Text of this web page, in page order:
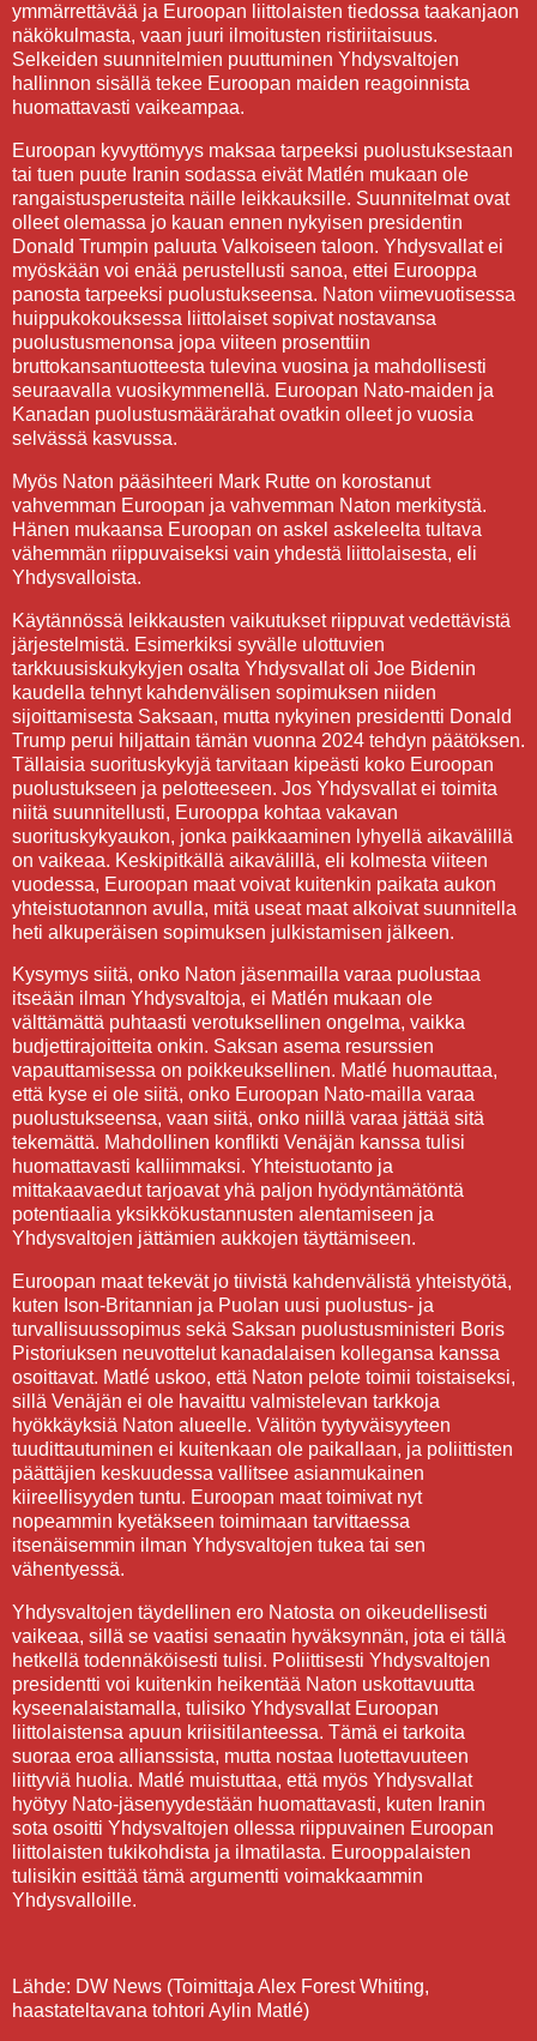
ymmärrettävää ja Euroopan liittolaisten tiedossa taakanjaon
näkökulmasta, vaan juuri ilmoitusten ristiriitaisuus.
Selkeiden suunnitelmien puuttuminen Yhdysvaltojen
hallinnon sisällä tekee Euroopan maiden reagoinnista
huomattavasti vaikeampaa.
Euroopan kyvyttömyys maksaa tarpeeksi puolustuksestaan
tai tuen puute Iranin sodassa eivät Matlén mukaan ole
rangaistusperusteita näille leikkauksille. Suunnitelmat ovat
olleet olemassa jo kauan ennen nykyisen presidentin
Donald Trumpin paluuta Valkoiseen taloon. Yhdysvallat ei
myöskään voi enää perustellusti sanoa, ettei Eurooppa
panosta tarpeeksi puolustukseensa. Naton viimevuotisessa
huippukokouksessa liittolaiset sopivat nostavansa
puolustusmenonsa jopa viiteen prosenttiin
bruttokansantuotteesta tulevina vuosina ja mahdollisesti
seuraavalla vuosikymmenellä. Euroopan Nato-maiden ja
Kanadan puolustusmäärärahat ovatkin olleet jo vuosia
selvässä kasvussa.
Myös Naton pääsihteeri Mark Rutte on korostanut
vahvemman Euroopan ja vahvemman Naton merkitystä.
Hänen mukaansa Euroopan on askel askeleelta tultava
vähemmän riippuvaiseksi vain yhdestä liittolaisesta, eli
Yhdysvalloista.
Käytännössä leikkausten vaikutukset riippuvat vedettävistä
järjestelmistä. Esimerkiksi syvälle ulottuvien
tarkkuusiskukykyjen osalta Yhdysvallat oli Joe Bidenin
kaudella tehnyt kahdenvälisen sopimuksen niiden
sijoittamisesta Saksaan, mutta nykyinen presidentti Donald
Trump perui hiljattain tämän vuonna 2024 tehdyn päätöksen.
Tällaisia suorituskykyjä tarvitaan kipeästi koko Euroopan
puolustukseen ja pelotteeseen. Jos Yhdysvallat ei toimita
niitä suunnitellusti, Eurooppa kohtaa vakavan
suorituskykyaukon, jonka paikkaaminen lyhyellä aikavälillä
on vaikeaa. Keskipitkällä aikavälillä, eli kolmesta viiteen
vuodessa, Euroopan maat voivat kuitenkin paikata aukon
yhteistuotannon avulla, mitä useat maat alkoivat suunnitella
heti alkuperäisen sopimuksen julkistamisen jälkeen.
Kysymys siitä, onko Naton jäsenmailla varaa puolustaa
itseään ilman Yhdysvaltoja, ei Matlén mukaan ole
välttämättä puhtaasti verotuksellinen ongelma, vaikka
budjettirajoitteita onkin. Saksan asema resurssien
vapauttamisessa on poikkeuksellinen. Matlé huomauttaa,
että kyse ei ole siitä, onko Euroopan Nato-mailla varaa
puolustukseensa, vaan siitä, onko niillä varaa jättää sitä
tekemättä. Mahdollinen konflikti Venäjän kanssa tulisi
huomattavasti kalliimmaksi. Yhteistuotanto ja
mittakaavaedut tarjoavat yhä paljon hyödyntämätöntä
potentiaalia yksikkökustannusten alentamiseen ja
Yhdysvaltojen jättämien aukkojen täyttämiseen.
Euroopan maat tekevät jo tiivistä kahdenvälistä yhteistyötä,
kuten Ison-Britannian ja Puolan uusi puolustus- ja
turvallisuussopimus sekä Saksan puolustusministeri Boris
Pistoriuksen neuvottelut kanadalaisen kollegansa kanssa
osoittavat. Matlé uskoo, että Naton pelote toimii toistaiseksi,
sillä Venäjän ei ole havaittu valmistelevan tarkkoja
hyökkäyksiä Naton alueelle. Välitön tyytyväisyyteen
tuudittautuminen ei kuitenkaan ole paikallaan, ja poliittisten
päättäjien keskuudessa vallitsee asianmukainen
kiireellisyyden tuntu. Euroopan maat toimivat nyt
nopeammin kyetäkseen toimimaan tarvittaessa
itsenäisemmin ilman Yhdysvaltojen tukea tai sen
vähentyessä.
Yhdysvaltojen täydellinen ero Natosta on oikeudellisesti
vaikeaa, sillä se vaatisi senaatin hyväksynnän, jota ei tällä
hetkellä todennäköisesti tulisi. Poliittisesti Yhdysvaltojen
presidentti voi kuitenkin heikentää Naton uskottavuutta
kyseenalaistamalla, tulisiko Yhdysvallat Euroopan
liittolaistensa apuun kriisitilanteessa. Tämä ei tarkoita
suoraa eroa allianssista, mutta nostaa luotettavuuteen
liittyviä huolia. Matlé muistuttaa, että myös Yhdysvallat
hyötyy Nato-jäsenyydestään huomattavasti, kuten Iranin
sota osoitti Yhdysvaltojen ollessa riippuvainen Euroopan
liittolaisten tukikohdista ja ilmatilasta. Eurooppalaisten
tulisikin esittää tämä argumentti voimakkaammin
Yhdysvalloille.
Lähde: DW News (Toimittaja Alex Forest Whiting,
haastateltavana tohtori Aylin Matlé)